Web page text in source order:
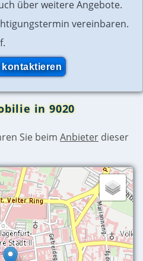
über weitere Angebote.
vereinbaren.
in 9020
Sie beimAnbieter dieser